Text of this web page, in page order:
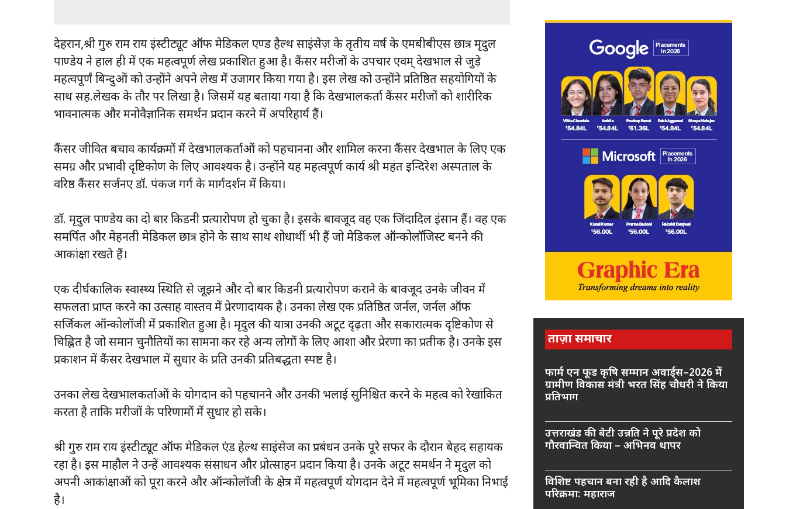
देहरादून,श्री गुरु राम राय इंस्टीट्यूट ऑफ मेडिकल एण्ड हैल्थ साइंसेज़ के तृतीय वर्ष के एमबीबीएस छात्र मृदुल
पाण्डेय ने हाल ही में एक महत्वपूर्ण लेख प्रकाशित हुआ है। कैंसर मरीजों के उपचार एवम् देखभाल से जुड़े
महत्वपूर्णं बिन्दुओं को उन्होंने अपने लेख में उजागर किया गया है। इस लेख को उन्होंने प्रतिष्ठित सहयोगियों के
साथ सह.लेखक के तौर पर लिखा है। जिसमें यह बताया गया है कि देखभालकर्ता कैंसर मरीजों को शारीरिक
भावनात्मक और मनोवैज्ञानिक समर्थन प्रदान करने में अपरिहार्य हैं।
कैंसर जीवित बचाव कार्यक्रमों में देखभालकर्ताओं को पहचानना और शामिल करना कैंसर देखभाल के लिए एक
समग्र और प्रभावी दृष्टिकोण के लिए आवश्यक है। उन्होंने यह महत्वपूर्ण कार्य श्री महंत इन्दिरेश अस्पताल के
वरिष्ठ कैंसर सर्जनए डॉ. पंकज गर्ग के मार्गदर्शन में किया।
डाॅ. मृदुल पाण्डेय का दो बार किडनी प्रत्यारोपण हो चुका है। इसके बावजूद वह एक जिंदादिल इंसान हैं। वह एक
समर्पित और मेहनती मेडिकल छात्र होने के साथ साथ शोधार्थी भी हैं जो मेडिकल ऑन्कोलॉजिस्ट बनने की
आकांक्षा रखते हैं।
एक दीर्घकालिक स्वास्थ्य स्थिति से जूझने और दो बार किडनी प्रत्यारोपण कराने के बावजूद उनके जीवन में
सफलता प्राप्त करने का उत्साह वास्तव में प्रेरणादायक है। उनका लेख एक प्रतिष्ठित जर्नल, जर्नल ऑफ
सर्जिकल ऑन्कोलॉजी में प्रकाशित हुआ है। मृदुल की यात्रा उनकी अटूट दृढ़ता और सकारात्मक दृष्टिकोण से
चिह्नित है जो समान चुनौतियों का सामना कर रहे अन्य लोगों के लिए आशा और प्रेरणा का प्रतीक है। उनके इस
प्रकाशन में कैंसर देखभाल में सुधार के प्रति उनकी प्रतिबद्धता स्पष्ट है।
उनका लेख देखभालकर्ताओं के योगदान को पहचानने और उनकी भलाई सुनिश्चित करने के महत्व को रेखांकित
करता है ताकि मरीजों के परिणामों में सुधार हो सके।
श्री गुरु राम राय इंस्टीट्यूट ऑफ मेडिकल एंड हेल्थ साइंसेज का प्रबंधन उनके पूरे सफर के दौरान बेहद सहायक
रहा है। इस माहौल ने उन्हें आवश्यक संसाधन और प्रोत्साहन प्रदान किया है। उनके अटूट समर्थन ने मृदुल को
अपनी आकांक्षाओं को पूरा करने और ऑन्कोलॉजी के क्षेत्र में महत्वपूर्ण योगदान देने में महत्वपूर्ण भूमिका निभाई
है।
ताज़ा समाचार
फार्म एन फूड कृषि सम्मान अवार्ड्स–2026 में
ग्रामीण विकास मंत्री भरत सिंह चौधरी ने किया
प्रतिभाग
उत्तराखंड की बेटी उन्नति ने पूरे प्रदेश को
गौरवान्वित किया – अभिनव थापर
विशिष्ट पहचान बना रही है आदि कैलाश
परिक्रमा: महाराज